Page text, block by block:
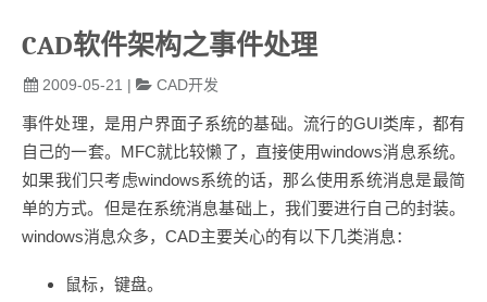
CAD软件架构之事件处理
2009-05-21 | CAD开发
事件处理，是用户界面子系统的基础。流行的GUI类库，都有
自己的一套。MFC就比较懒了，直接使用windows消息系统。
如果我们只考虑windows系统的话，那么使用系统消息是最简
单的方式。但是在系统消息基础上，我们要进行自己的封装。
windows消息众多，CAD主要关心的有以下几类消息：
鼠标，键盘。